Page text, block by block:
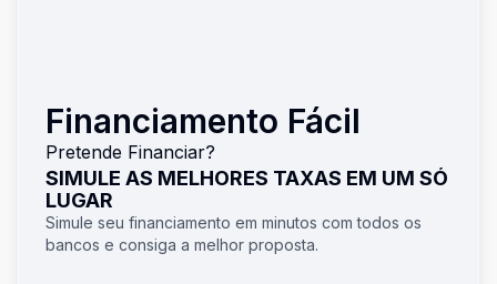
Financiamento Fácil
Pretende Financiar?
SIMULE AS MELHORES TAXAS EM UM SÓ
LUGAR
Simule seu financiamento em minutos com todos os
bancos e consiga a melhor proposta.